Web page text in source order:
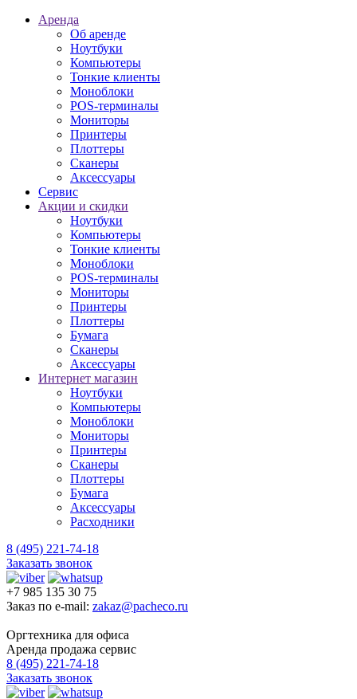
Аренда
Об аренде
Ноутбуки
Компьютеры
Тонкие клиенты
Моноблоки
POS-терминалы
Мониторы
Принтеры
Плоттеры
Сканеры
Аксессуары
Сервис
Акции и скидки
Ноутбуки
Компьютеры
Тонкие клиенты
Моноблоки
POS-терминалы
Мониторы
Принтеры
Плоттеры
Бумага
Сканеры
Аксессуары
Интернет магазин
Ноутбуки
Компьютеры
Моноблоки
Мониторы
Принтеры
Сканеры
Плоттеры
Бумага
Аксессуары
Расходники
8 (495) 221-74-18
Заказать звонок
+7 985 135 30 75
Заказ по e-mail: zakaz@pacheco.ru
Оргтехника для офиса
Аренда продажа сервис
8 (495) 221-74-18
Заказать звонок